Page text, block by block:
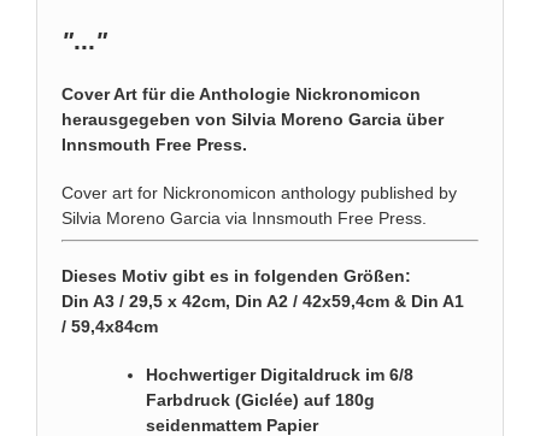
"..."
Cover Art für die Anthologie Nickronomicon
herausgegeben von Silvia Moreno Garcia über
Innsmouth Free Press.
Cover art for Nickronomicon anthology published by
Silvia Moreno Garcia via Innsmouth Free Press.
Dieses Motiv gibt es in folgenden Größen:
Din A3 / 29,5 x 42cm, Din A2 / 42x59,4cm & Din A1
/ 59,4x84cm
Hochwertiger Digitaldruck im 6/8
Farbdruck (Giclée) auf 180g
seidenmattem Papier